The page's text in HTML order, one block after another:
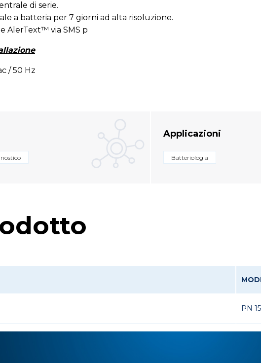
di serie.
a batteria per 7 giorni ad alta risoluzione.
AlerText™ via SMS p
/ 50 Hz
Applicazioni
Batteriologia
PN